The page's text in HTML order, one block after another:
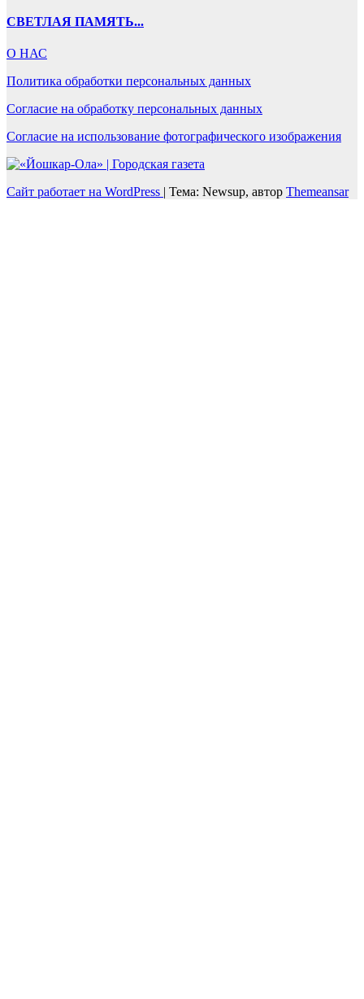
СВЕТЛАЯ ПАМЯТЬ...
О НАС
Политика обработки персональных данных
Согласие на обработку персональных данных
Согласие на использование фотографического изображения
Сайт работает на WordPress | Тема: Newsup, автор Themeansar